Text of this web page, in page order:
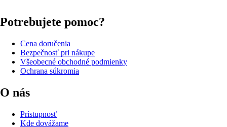
Potrebujete pomoc?
Cena doručenia
Bezpečnosť pri nákupe
Všeobecné obchodné podmienky
Ochrana súkromia
O nás
Prístupnosť
Kde dovážame